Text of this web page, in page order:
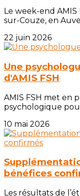
Le week-end AMIS
sur-Couze, en
22 juin 2026
Une
d'AMIS FSH
AMIS FSH met en
psychologique
10 mai 2026
bénéfices
Les résultats de